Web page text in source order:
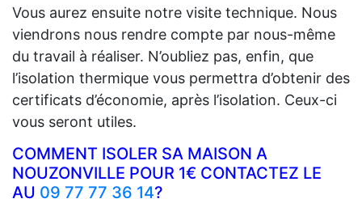
Vous aurez ensuite notre visite technique. Nous
viendrons nous rendre compte par nous-même
du travail à réaliser. N’oubliez pas, enfin, que
l’isolation thermique vous permettra d’obtenir des
certificats d’économie, après l’isolation. Ceux-ci
vous seront utiles.
COMMENT ISOLER SA MAISON A
NOUZONVILLE POUR 1€ CONTACTEZ LE
AU 09 77 77 36 14?